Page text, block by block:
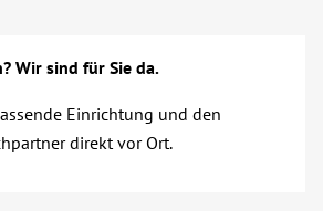
Wir sind für Sie da.
Einrichtung und den
direkt vor Ort.